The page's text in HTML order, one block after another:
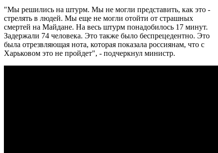
"Мы решились на штурм. Мы не могли представить, как это -
стрелять в людей. Мы еще не могли отойти от страшных
смертей на Майдане. На весь штурм понадобилось 17 минут.
Задержали 74 человека. Это также было беспрецедентно. Это
была отрезвляющая нота, которая показала россиянам, что с
Харьковом это не пройдет", - подчеркнул министр.